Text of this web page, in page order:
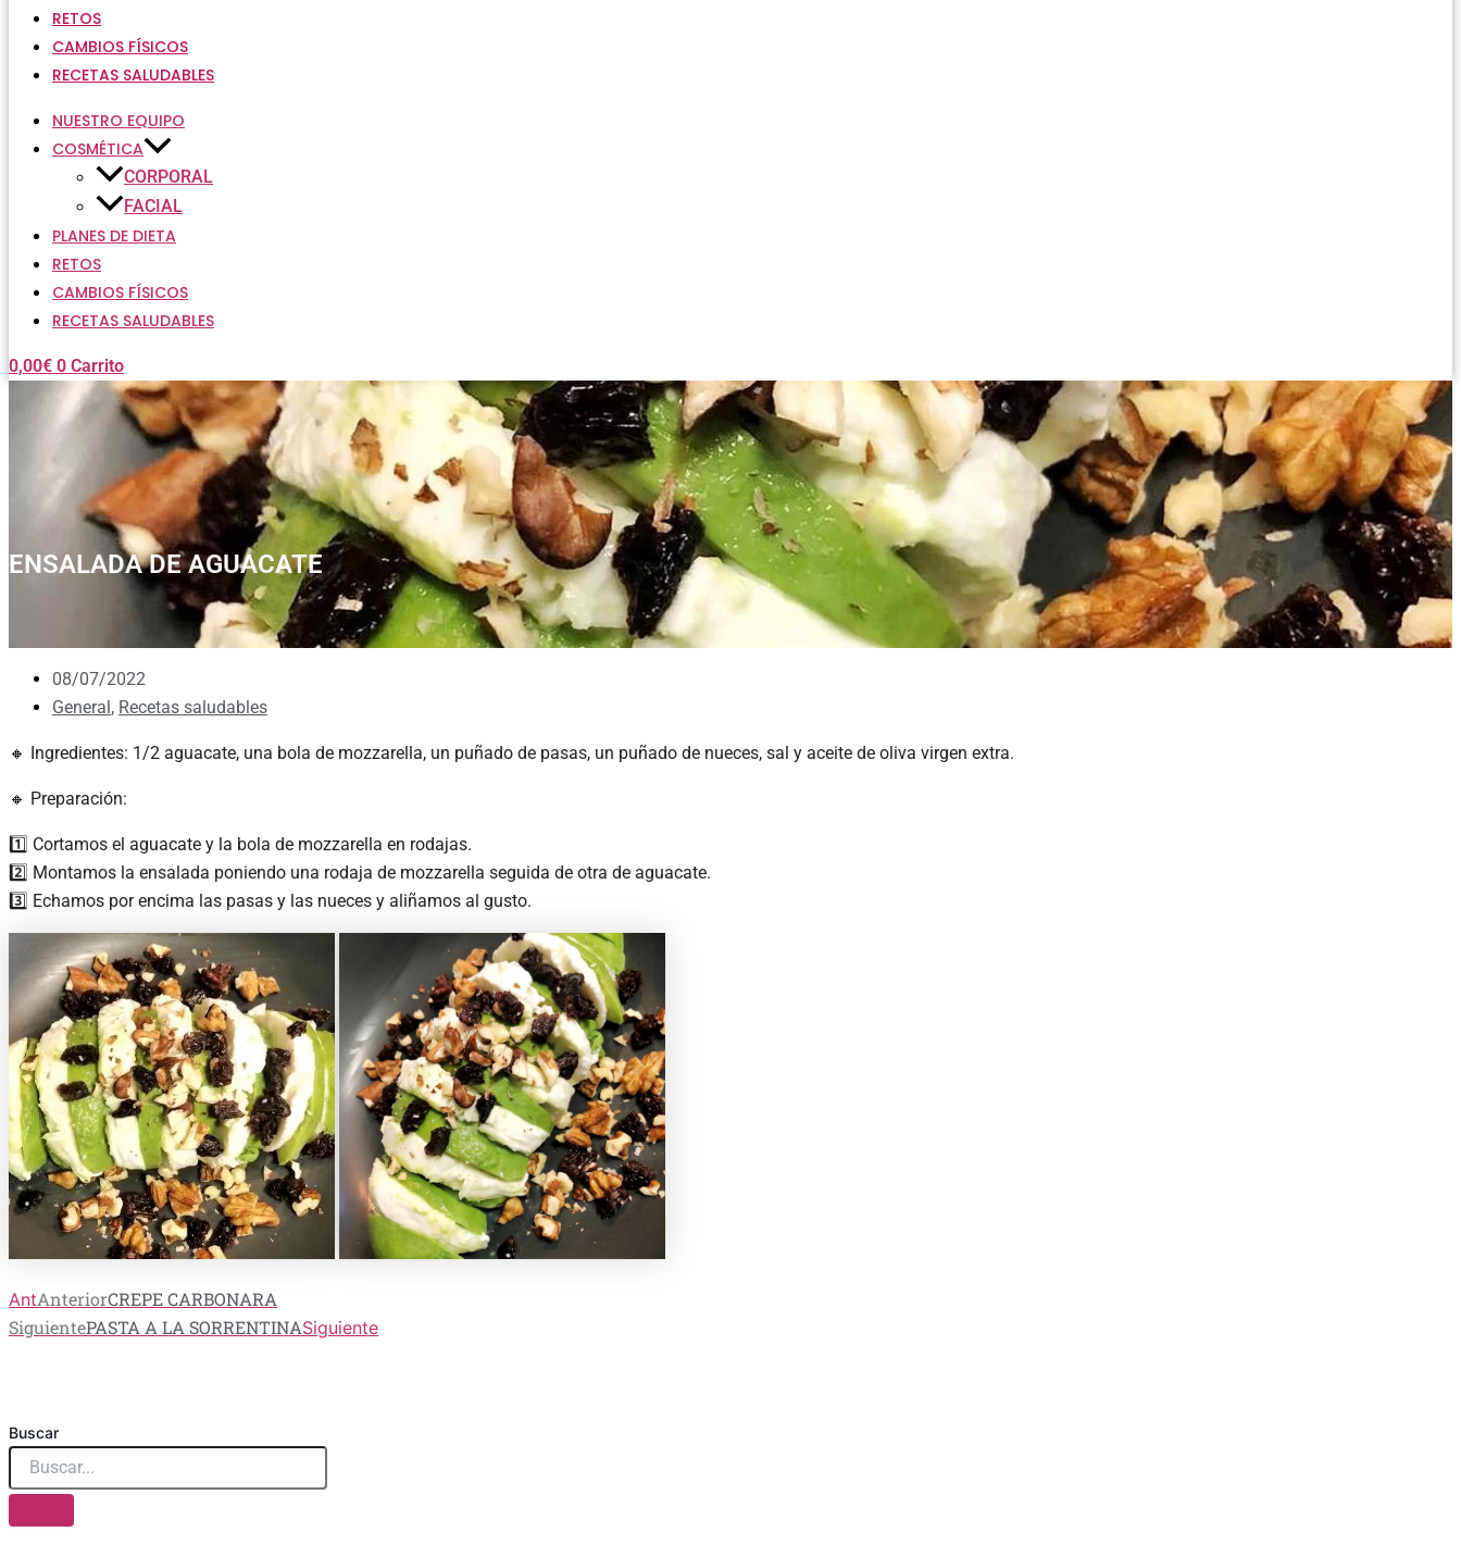
RETOS
CAMBIOS FÍSICOS
RECETAS SALUDABLES
NUESTRO EQUIPO
COSMÉTICA
CORPORAL
FACIAL
PLANES DE DIETA
RETOS
CAMBIOS FÍSICOS
RECETAS SALUDABLES
0,00€ 0 Carrito
ENSALADA DE AGUACATE
08/07/2022
General, Recetas saludables
🔸 Ingredientes: 1/2 aguacate, una bola de mozzarella, un puñado de pasas, un puñado de nueces, sal y aceite de oliva virgen extra.
🔸 Preparación:
1️⃣ Cortamos el aguacate y la bola de mozzarella en rodajas.
2️⃣ Montamos la ensalada poniendo una rodaja de mozzarella seguida de otra de aguacate.
3️⃣ Echamos por encima las pasas y las nueces y aliñamos al gusto.
AntAnteriorCREPE CARBONARA
SiguientePASTA A LA SORRENTINASiguiente
Buscar